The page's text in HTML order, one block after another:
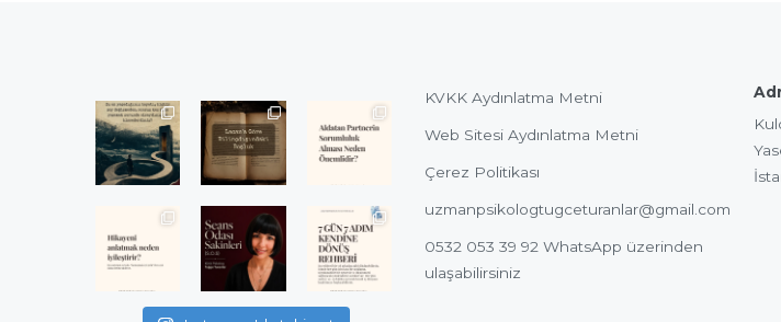
KVKK Aydınlatma Metni
Web Sitesi Aydınlatma Metni
Çerez Politikası
uzmanpsikologtugceturanlar@gmail.com
0532 053 39 92 WhatsApp üzerinden
ulaşabilirsiniz